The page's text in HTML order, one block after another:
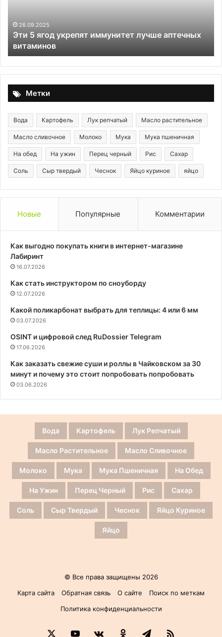
витаминов
26.09.2025
Эти 5 ягод укрепят иммунитет лучше аптечных
витаминов
Метки
Вода Картофель Лук репчатый Масло растительное
Масло сливочное Молоко Мука Мука пшеничная
На обед На ужин Перец черный Рис Сахар
Соль Сыр твердый Чеснок Яйцо куриное яйцо
Новые Популярные Комментарии
Как выгодно покупать книги в интернет-магазине
Лабиринт
16.07.2026
Как стать инструктором по сноуборду
12.07.2026
Какой поликарбонат выбрать для теплицы: 4 или 6 мм
03.07.2026
OSINT и цифровой след RuDossier Telegram
17.06.2026
Как заказать свежие суши и роллы в Чайковском за 30
минут и почему это стоит попробовать попробовать
03.06.2026
Вода Картофель Лук Репчатый
Масло Растительное Масло Сливочное
Молоко Мука Мука Пшеничная На Обед
На Ужин Перец Черный Рис Сахар
Соль Сыр Твердый Чеснок Яйцо Куриное
Яйцо
© Все права защищены 2026
Карта сайта
Обратная связь О сайте
Поиск по меткам
Политика конфиденциальности
YouTubevk.comОдноклассники
Telegram
RSS